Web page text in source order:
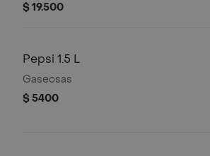
$ 19.500
Pepsi 1.5 L
Gaseosas
$ 5400